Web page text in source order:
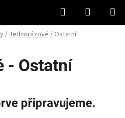
Hledat
KOŠÍK
/Jednorázové/ Ostatní
- Ostatní
připravujeme.